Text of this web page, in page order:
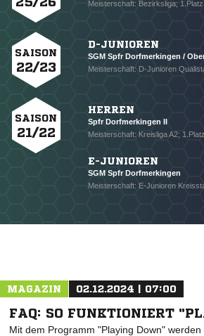
* Pflichtfelder
Meisterschaft: Bezirksliga; 1.Platz
SAISON
22/23
D-JUNIOREN
SGM Spfr Dorfmerkingen /
Meisterschaft: D-Junioren
SAISON
21/22
HERREN
Spfr Dorfmerkingen II
Meisterschaft: Kreisliga A2; 1.Platz
E-JUNIOREN
SGM Spfr Dorfmerkingen
Meisterschaft: E-Junioren
MAGAZIN 02.12.2024 | 07:00
FAQ: SO FUNKTIONIERT
Mit dem Programm "Playing Down"